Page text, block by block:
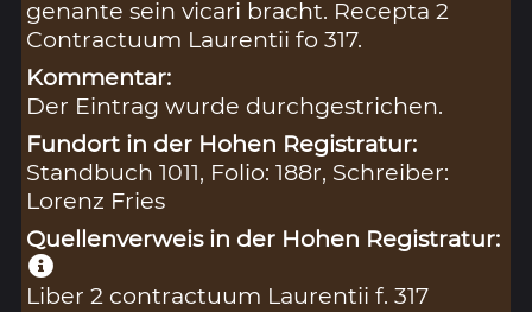
genante sein vicari bracht. Recepta 2
Contractuum Laurentii fo 317.
Kommentar:
Der Eintrag wurde durchgestrichen.
Fundort in der Hohen Registratur:
Standbuch 1011, Folio: 188r, Schreiber:
Lorenz Fries
Quellenverweis in der Hohen Registratur:
Liber 2 contractuum Laurentii f. 317